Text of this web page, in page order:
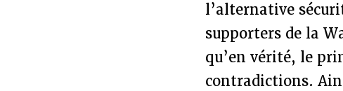
l’alternative
supporters de la
qu’en vérité, le
contradictions.